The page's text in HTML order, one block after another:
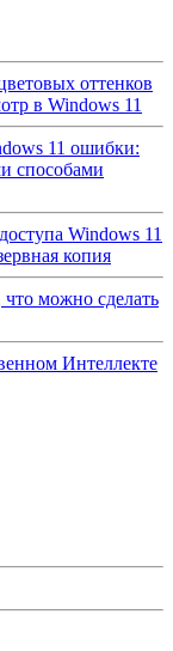
оттенков
в Windows 11
11 ошибки:
способами
Windows 11
копия
что можно сделать
Интеллекте